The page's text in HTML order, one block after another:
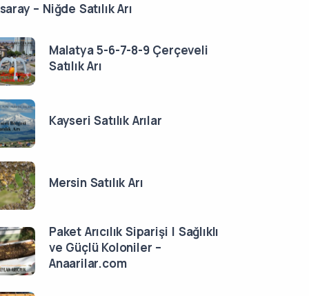
– Niğde Satılık Arı
Malatya 5-6-7-8-9 Çerçeveli
Satılık Arı
Kayseri Satılık Arılar
Mersin Satılık Arı
Paket Arıcılık Siparişi | Sağlıklı
ve Güçlü Koloniler –
Anaarilar.com